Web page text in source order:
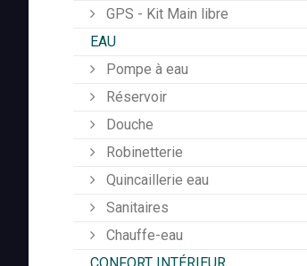
GPS - Kit Main libre
EAU
Pompe à eau
Réservoir
Douche
Robinetterie
Quincaillerie eau
Sanitaires
Chauffe-eau